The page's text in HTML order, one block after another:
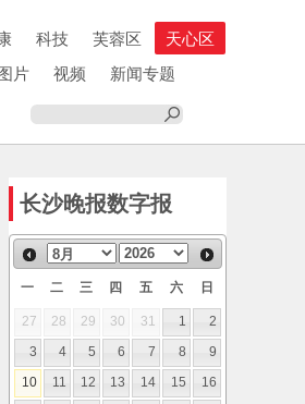
科技 芙蓉区
天心区
片 视频
新闻专题
长沙晚报数字报
一 二 三 四 五 六 日
27 28 29 30 31 1
2
3
4 5 6 7 8
9
10
11 12 13 14 15
16